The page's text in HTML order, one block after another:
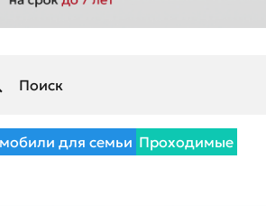
для семьи Проходимые